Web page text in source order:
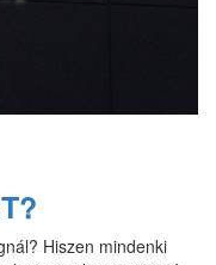
Hiszen mindenki